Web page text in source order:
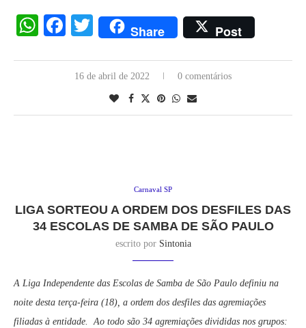
WhatsApp
Facebook
Twitter
Share Post
16 de abril de 2022 0 comentários
Carnaval SP
LIGA SORTEOU A ORDEM DOS DESFILES DAS
34 ESCOLAS DE SAMBA DE SÃO PAULO
escrito por Sintonia
A Liga Independente das Escolas de Samba de São Paulo definiu na
noite desta terça-feira (18), a ordem dos desfiles das agremiações
filiadas à entidade. Ao todo são 34 agremiações divididas nos grupos: